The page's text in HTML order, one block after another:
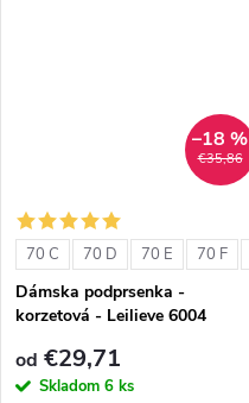
€35,86
–18 %
70 C 70 D 70 E 70 F
Dámska podprsenka -
korzetová - Leilieve 6004
od €29,71
Skladom 6 ks